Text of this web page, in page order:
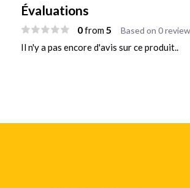
Évaluations
0from5 Based on 0
Il n'y a pas encore d'avis sur ce produit..